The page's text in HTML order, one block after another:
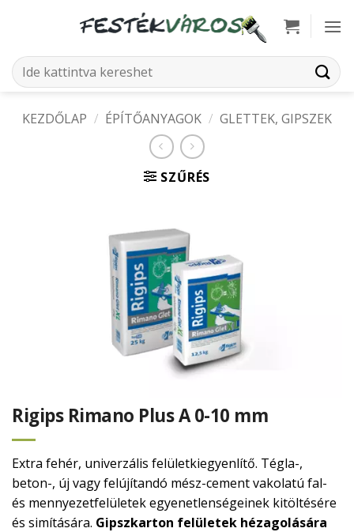
Keresés
a
KEZDŐLAP / ÉPÍTŐANYAGOK / GLETTEK, GIPSZEK
SZŰRÉS
Rigips Rimano Plus A 0-10 mm
Extra fehér, univerzális felületkiegyenlítő. Tégla-,
beton-, új vagy felújítandó mész-cement vakolatú fal-
és mennyezetfelületek egyenetlenségeinek kitöltésére
és simítására. Gipszkarton felületek hézagolására